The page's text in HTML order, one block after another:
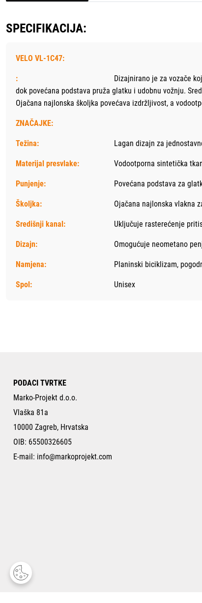
SPECIFIKACIJA:
VELO VL-1C47:
:
Dizajnirano je za vozače
dok povećana podstava pruža glatku i udobnu vožnju.
Ojačana najlonska školjka povećava izdržljivost, a
ZNAČAJKE:
Težina: Lagan dizajn za
Materijal presvlake: Vodootporna sintetička
Punjenje: Povećana podstava za
Školjka: Ojačana najlonska vlakna
Središnji kanal: Uključuje rasterećenje
Dizajn: Omogućuje neometano
Namjena: Planinski biciklizam,
Spol: Unisex
PODACI TVRTKE
Marko-Projekt d.o.o.
Vlaška 81a
10000 Zagreb, Hrvatska
OIB: 65500326605
E-mail: info@markoprojekt.com